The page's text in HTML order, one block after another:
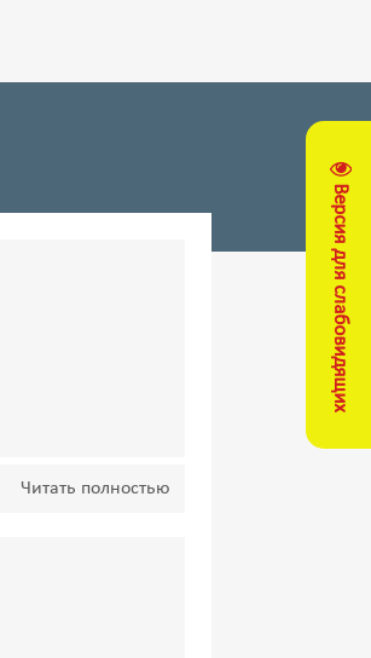
Версия для слабовидящих
Читать полностью